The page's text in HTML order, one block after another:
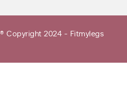
® Copyright 2024 - Fitmylegs